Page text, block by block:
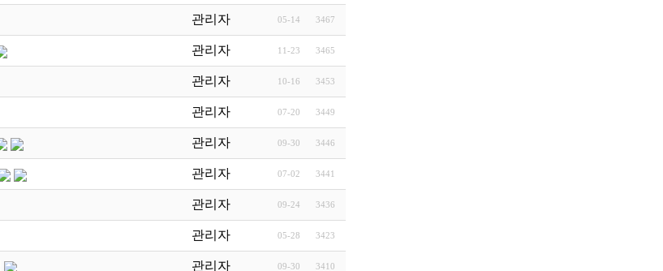
관리자 05-14 3467
관리자 11-23 3465
관리자 10-16 3453
관리자 07-20 3449
관리자 09-30 3446
관리자 07-02 3441
관리자 09-24 3436
관리자 05-28 3423
관리자 09-30 3410